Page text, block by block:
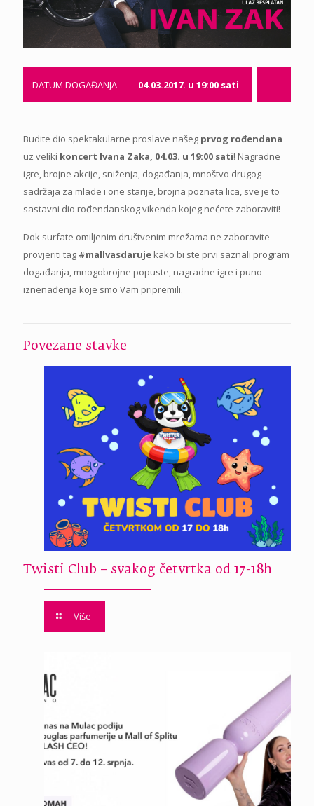
DATUM DOGAĐANJA 04.03.2017. u 19:00 sati
Budite dio spektakularne proslave našeg prvog rođendana
uz veliki koncert Ivana Zaka, 04.03. u 19:00 sati! Nagradne
igre, brojne akcije, sniženja, događanja, mnoštvo drugog
sadržaja za mlade i one starije, brojna poznata lica, sve je to
sastavni dio rođendanskog vikenda kojeg nećete zaboraviti!
Dok surfate omiljenim društvenim mrežama ne zaboravite
provjeriti tag #mallvasdaruje kako bi ste prvi saznali program
događanja, mnogobrojne popuste, nagradne igre i puno
iznenađenja koje smo Vam pripremili.
Povezane stavke
Twisti Club – svakog četvrtka od 17-18h
Više